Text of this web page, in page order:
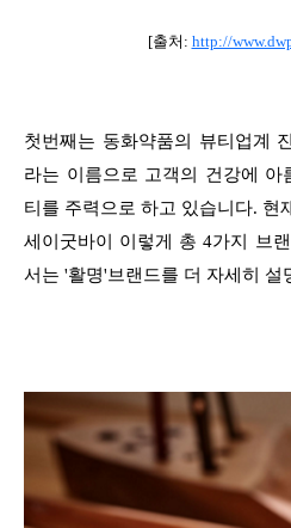
[출처: http://
첫번째는 동화약품의 뷰티업계
라는 이름으로 고객의 건강에 아
티를 주력으로 하고 있습니다. 현
세이굿바이 이렇게 총 4가지 브
서는 '활명'브랜드를 더 자세히 설